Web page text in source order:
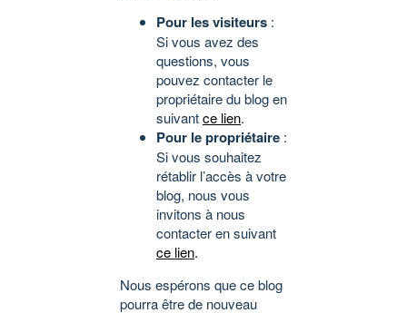
Pour les visiteurs :
Si vous avez des
questions, vous
pouvez contacter le
propriétaire du blog en
suivantce lien.
Pour le propriétaire :
Si vous souhaitez
rétablir l’accès à votre
blog, nous vous
invitons à nous
contacter en suivant
ce lien.
Nous espérons que ce blog
pourra être de nouveau